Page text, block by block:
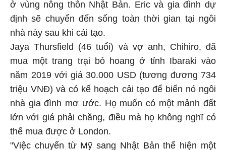
ở vùng nông thôn Nhật Bản. Eric và gia đình dự
định sẽ chuyển đến sống toàn thời gian tại ngôi
nhà này sau khi cải tạo.
Jaya Thursfield (46 tuổi) và vợ anh, Chihiro, đã
mua một trang trại bỏ hoang ở tỉnh Ibaraki vào
năm 2019 với giá 30.000 USD (tương đương 734
triệu VNĐ) và có kế hoạch cải tạo để biến nó ngôi
nhà gia đình mơ ước. Họ muốn có một mảnh đất
lớn với giá phải chăng, điều mà họ không nghĩ có
thể mua được ở London.
"Việc chuyển từ Mỹ sang Nhật Bản thể hiện một